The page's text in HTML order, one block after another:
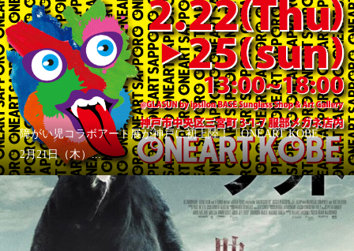
障がい児コラボアート展が神戸に初上陸！「ONEART KOBE」
2月21日（木）...